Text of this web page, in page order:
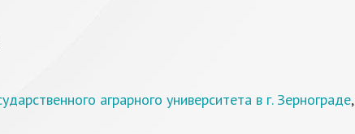
аграрного университета в г. Зернограде,